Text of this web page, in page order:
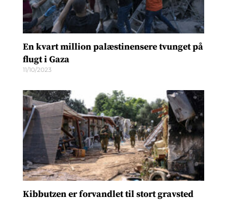
En kvart million palæstinensere tvunget på
flugt i Gaza
11/10/2023
Kibbutzen er forvandlet til stort gravsted